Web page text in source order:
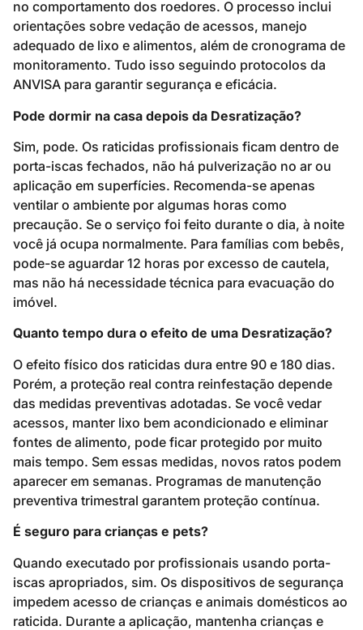
no comportamento dos roedores. O processo inclui
orientações sobre vedação de acessos, manejo
adequado de lixo e alimentos, além de cronograma de
monitoramento. Tudo isso seguindo protocolos da
ANVISA para garantir segurança e eficácia.
Pode dormir na casa depois da Desratização?
Sim, pode. Os raticidas profissionais ficam dentro de
porta-iscas fechados, não há pulverização no ar ou
aplicação em superfícies. Recomenda-se apenas
ventilar o ambiente por algumas horas como
precaução. Se o serviço foi feito durante o dia, à noite
você já ocupa normalmente. Para famílias com bebês,
pode-se aguardar 12 horas por excesso de cautela,
mas não há necessidade técnica para evacuação do
imóvel.
Quanto tempo dura o efeito de uma Desratização?
O efeito físico dos raticidas dura entre 90 e 180 dias.
Porém, a proteção real contra reinfestação depende
das medidas preventivas adotadas. Se você vedar
acessos, manter lixo bem acondicionado e eliminar
fontes de alimento, pode ficar protegido por muito
mais tempo. Sem essas medidas, novos ratos podem
aparecer em semanas. Programas de manutenção
preventiva trimestral garantem proteção contínua.
É seguro para crianças e pets?
Quando executado por profissionais usando porta-
iscas apropriados, sim. Os dispositivos de segurança
impedem acesso de crianças e animais domésticos ao
raticida. Durante a aplicação, mantenha crianças e